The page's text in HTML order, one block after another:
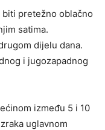
pretežno oblačno
satima.
dijelu dana.
i jugozapadnog
između 5 i 10
uglavnom